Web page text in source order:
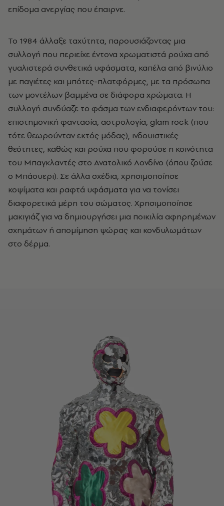
επίδομα ανεργίας που έπαιρνε.
Το 1984 άλλαξε ταχύτητα, παρουσιάζοντας μια
συλλογή που περιείχε έντονα χρωματιστά ρούχα από
γυαλιστερά συνθετικά υφάσματα, καπέλα από βινύλιο
με παγιέτες και μπότες-πλατφόρμες, με τα πρόσωπα
των μοντέλων βαμμένα σε διάφορα χρώματα. Η
συλλογή συνδύαζε το φάσμα των ενδιαφερόντων του:
επιστημονική φαντασία, αστρολογία, glam rock (που
τότε θεωρούνταν εκτός μόδας), ινδουιστικές
θεότητες, καθώς και ρούχα που φορούσε η κοινότητα
του Μπαγκλαντές στο Ανατολικό Λονδίνο (όπου ζούσε
ο Μπάουερι). Σε άλλα σχέδια, χρησιμοποίησε
κοψίματα και ραφτά υφάσματα για να τονίσει
διαφορετικά μέρη του σώματος. Χρησιμοποίησε
μακιγιάζ για να δημιουργήσει μια ποικιλία αφηρημένων
σχημάτων ή απομίμηση ψώρας και κονδυλωμάτων
στο δέρμα.